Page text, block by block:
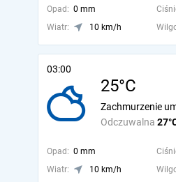
Opad: 0 mm
Wiatr:
10 km/h
03:00
25°C
Odczuwalna
Zachmurzenie
Opad: 0 mm
Wiatr:
10 km/h